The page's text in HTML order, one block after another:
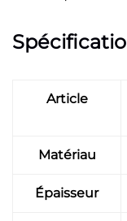
Article
Matériau
Épaisseur